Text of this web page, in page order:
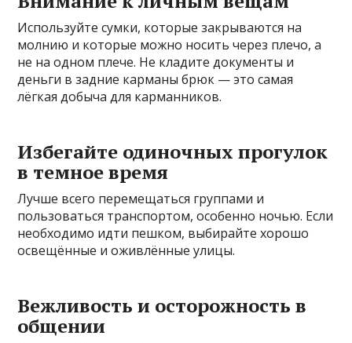
Используйте сумки, которые закрываются на
молнию и которые можно носить через плечо, а
не на одном плече. Не кладите документы и
деньги в задние карманы брюк — это самая
лёгкая добыча для карманников.
Избегайте одиночных прогулок
в темное время
Лучше всего перемещаться группами и
пользоваться транспортом, особенно ночью. Если
необходимо идти пешком, выбирайте хорошо
освещённые и оживлённые улицы.
Вежливость и осторожность в
общении